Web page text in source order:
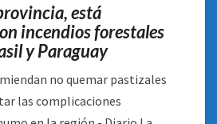
EN
LA
REGIÓN
está
incendios forestales
y Paraguay